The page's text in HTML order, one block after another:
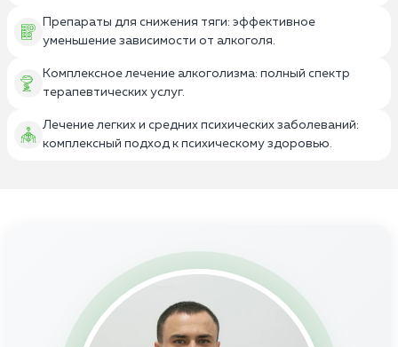
Препараты для снижения тяги: эффективное
уменьшение зависимости от алкоголя.
Комплексное лечение алкоголизма: полный спектр
терапевтических услуг.
Лечение легких и средних психических заболеваний:
комплексный подход к психическому здоровью.